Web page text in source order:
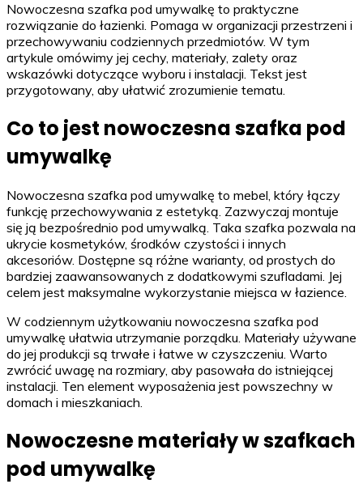
Nowoczesna szafka pod umywalkę to praktyczne
rozwiązanie do łazienki. Pomaga w organizacji przestrzeni i
przechowywaniu codziennych przedmiotów. W tym
artykule omówimy jej cechy, materiały, zalety oraz
wskazówki dotyczące wyboru i instalacji. Tekst jest
przygotowany, aby ułatwić zrozumienie tematu.
Co to jest nowoczesna szafka pod
umywalkę
Nowoczesna szafka pod umywalkę to mebel, który łączy
funkcję przechowywania z estetyką. Zazwyczaj montuje
się ją bezpośrednio pod umywalką. Taka szafka pozwala na
ukrycie kosmetyków, środków czystości i innych
akcesoriów. Dostępne są różne warianty, od prostych do
bardziej zaawansowanych z dodatkowymi szufladami. Jej
celem jest maksymalne wykorzystanie miejsca w łazience.
W codziennym użytkowaniu nowoczesna szafka pod
umywalkę ułatwia utrzymanie porządku. Materiały używane
do jej produkcji są trwałe i łatwe w czyszczeniu. Warto
zwrócić uwagę na rozmiary, aby pasowała do istniejącej
instalacji. Ten element wyposażenia jest powszechny w
domach i mieszkaniach.
Nowoczesne materiały w szafkach
pod umywalkę